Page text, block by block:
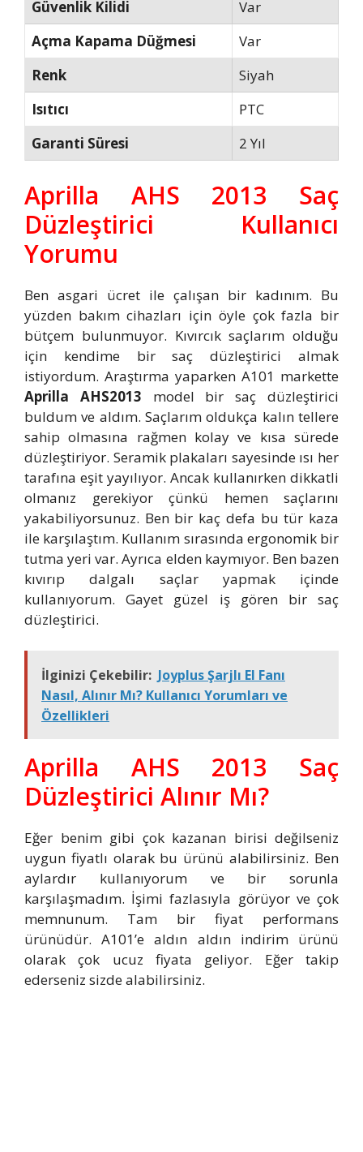
Güvenlik Kilidi
Var
Açma Kapama Düğmesi
Var
Renk
Siyah
Isıtıcı
PTC
Garanti Süresi
2 Yıl
Aprilla AHS 2013 Saç
Düzleştirici Kullanıcı
Yorumu
Ben asgari ücret ile çalışan bir kadınım. Bu
yüzden bakım cihazları için öyle çok fazla bir
bütçem bulunmuyor. Kıvırcık saçlarım olduğu
için kendime bir saç düzleştirici almak
istiyordum. Araştırma yaparken A101 markette
Aprilla AHS2013 model bir saç düzleştirici
buldum ve aldım. Saçlarım oldukça kalın tellere
sahip olmasına rağmen kolay ve kısa sürede
düzleştiriyor. Seramik plakaları sayesinde ısı her
tarafına eşit yayılıyor. Ancak kullanırken dikkatli
olmanız gerekiyor çünkü hemen saçlarını
yakabiliyorsunuz. Ben bir kaç defa bu tür kaza
ile karşılaştım. Kullanım sırasında ergonomik bir
tutma yeri var. Ayrıca elden kaymıyor. Ben bazen
kıvırıp dalgalı saçlar yapmak içinde
kullanıyorum. Gayet güzel iş gören bir saç
düzleştirici.
İlginizi Çekebilir: Joyplus Şarjlı El Fanı
Nasıl, Alınır Mı? Kullanıcı Yorumları ve
Özellikleri
Aprilla AHS 2013 Saç
Düzleştirici Alınır Mı?
Eğer benim gibi çok kazanan birisi değilseniz
uygun fiyatlı olarak bu ürünü alabilirsiniz. Ben
aylardır kullanıyorum ve bir sorunla
karşılaşmadım. İşimi fazlasıyla görüyor ve çok
memnunum. Tam bir fiyat performans
ürünüdür. A101’e aldın aldın indirim ürünü
olarak çok ucuz fiyata geliyor. Eğer takip
ederseniz sizde alabilirsiniz.